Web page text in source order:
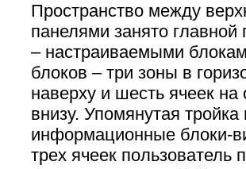
Пространство между
панелями занято
– настраиваемыми
блоков – три зоны в
наверху и шесть ячеек
внизу. Упомянутая
информационные блоки-
трех ячеек пользователь